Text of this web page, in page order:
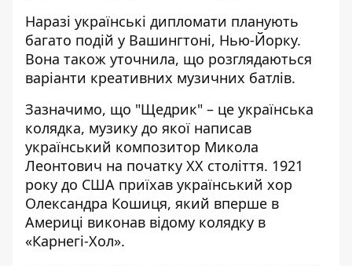
Наразі українські дипломати планують
багато подій у Вашингтоні, Нью-Йорку.
Вона також уточнила, що розглядаються
варіанти креативних музичних батлів.
Зазначимо, що "Щедрик" – це українська
колядка, музику до якої написав
український композитор Микола
Леонтович на початку ХХ століття. 1921
року до США приїхав український хор
Олександра Кошиця, який вперше в
Америці виконав відому колядку в
«Карнегі-Хол».